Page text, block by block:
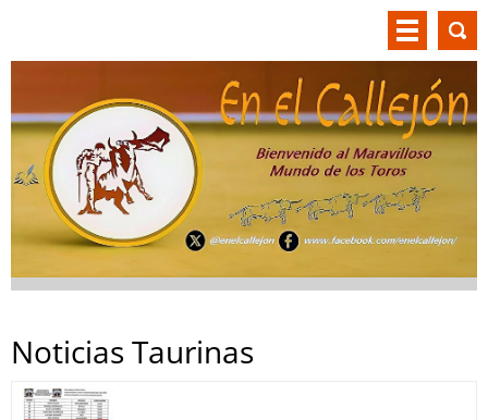
Noticias Taurinas